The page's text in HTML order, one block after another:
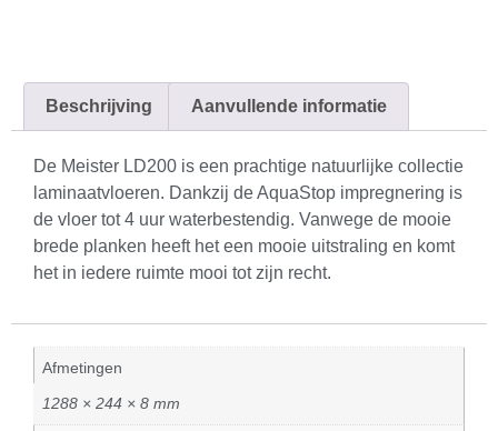
Beschrijving Aanvullende informatie
De Meister LD200 is een prachtige natuurlijke collectie
laminaatvloeren. Dankzij de AquaStop impregnering is
de vloer tot 4 uur waterbestendig. Vanwege de mooie
brede planken heeft het een mooie uitstraling en komt
het in iedere ruimte mooi tot zijn recht.
Afmetingen
1288 × 244 × 8 mm